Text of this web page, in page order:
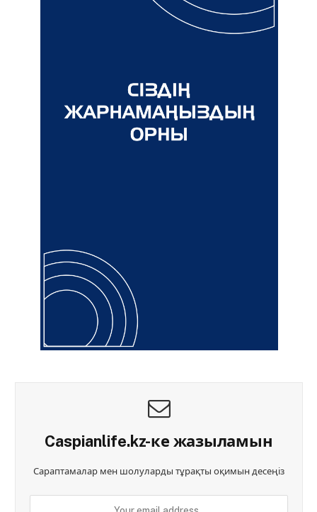
Caspianlife.kz-ке жазыламын
Сараптамалар мен шолуларды тұрақты оқимын десеңіз